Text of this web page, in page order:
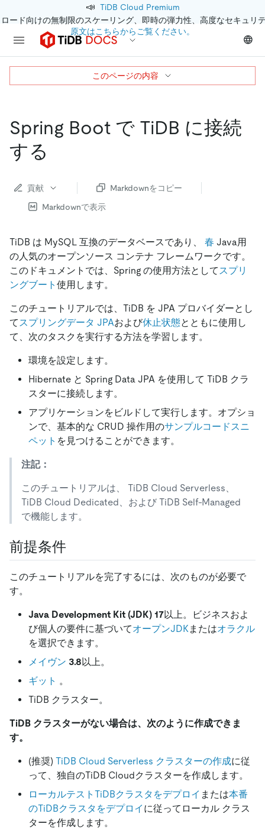
📣 TiDB Cloud Premium
ード向けの無制限のスケーリング、即時の弾力性、高度なセキュリ
原文はこちらからご覧ください。
Spring Boot で TiDB に接続
する
貢献
Markdownをコピー
Markdownで表示
TiDB は MySQL 互換のデータベースであり、 春 Java用
の人気のオープンソース コンテナ フレームワークです。
このドキュメントでは、Spring の使用方法として スプリ
ングブート 使用します。
このチュートリアルでは、TiDB を JPA プロバイダーとし
て スプリングデータ JPAおよび休止状態とともに使用し
て、次のタスクを実行する方法を学習します。
環境を設定します。
Hibernate と Spring Data JPA を使用して TiDB クラ
スターに接続します。
アプリケーションをビルドして実行します。オプショ
ンで、基本的な CRUD 操作用のサンプルコードスニ
ペット を見つけることができます。
注記：
このチュートリアルは、 TiDB Cloud Serverless、
TiDB Cloud Dedicated、および TiDB Self-Managed
で機能します。
前提条件
このチュートリアルを完了するには、次のものが必要で
す。
Java Development Kit (JDK) 17以上。ビジネスおよ
び個人の要件に基づいてオープンJDK またはオラクル
を選択できます。
メイヴン 3.8以上。
ギット 。
TiDB クラスター。
TiDB クラスターがない場合は、次のように作成できま
す。
(推奨) TiDB Cloud Serverless クラスターの作成に従
って、独自のTiDB Cloudクラスターを作成します。
ローカルテストTiDBクラスタをデプロイ または本番
のTiDBクラスタをデプロイ に従ってローカル クラス
ターを作成します。
このページの内容